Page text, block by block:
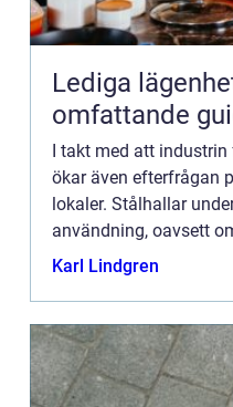
Lediga
omfattande
I takt med att
ökar även efterfrågan
lokaler. Stålhallar
användning, oavsett
Karl Lindgren